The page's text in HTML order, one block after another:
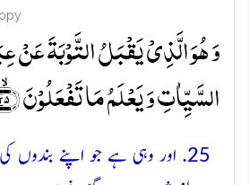
وَ ہُوَ الَّذِیۡ یَقۡبَلُ التَّوۡبَۃَ عَنۡ
السَّیِّاٰتِ وَ یَعۡلَمُ مَا تَفۡعَلُوۡنَ ﴿ۙ۲۵﴾
25. اور وہی ہے جو اپنے بندوں کی